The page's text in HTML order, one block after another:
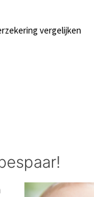
vergelijken